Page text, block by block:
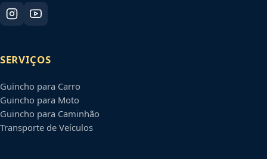
SERVIÇOS
Guincho para Carro
Guincho para Moto
Guincho para Caminhão
Transporte de Veículos